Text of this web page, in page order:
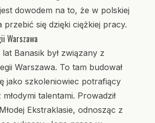
dowodem na to, że w polskiej
przebić się dzięki ciężkiej pracy.
Warszawa
Banasik był związany z
Warszawa. To tam budował
jako szkoleniowiec potrafiący
talentami. Prowadził
Ekstraklasie, odnosząc z